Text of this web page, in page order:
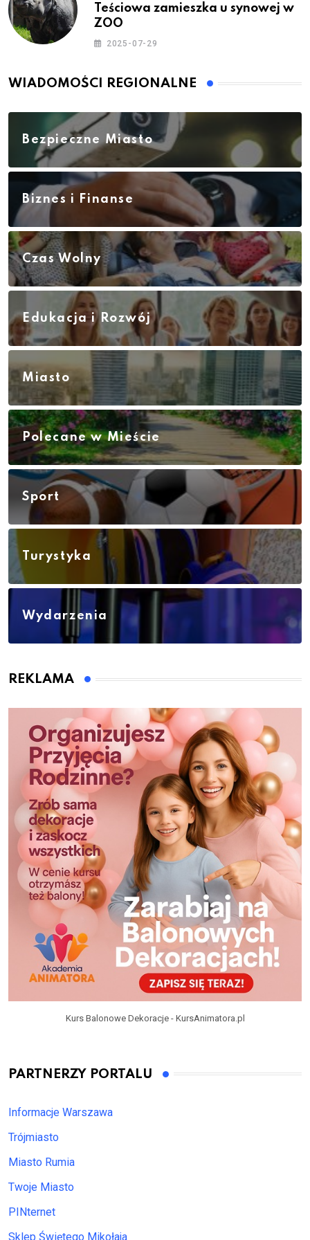
Teściowa zamieszka u synowej w
ZOO
2025-07-29
WIADOMOŚCI REGIONALNE
Bezpieczne Miasto
Biznes i Finanse
Czas Wolny
Edukacja i Rozwój
Miasto
Polecane w Mieście
Sport
Turystyka
Wydarzenia
REKLAMA
Kurs Balonowe Dekoracje - KursAnimatora.pl
PARTNERZY PORTALU
Informacje Warszawa
Trójmiasto
Miasto Rumia
Twoje Miasto
PINternet
Sklep Świętego Mikołaja